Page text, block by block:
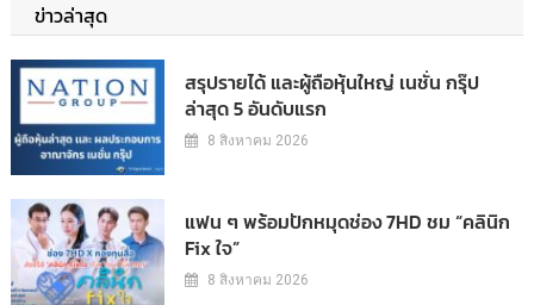
ข่าวล่าสุด
สรุปรายได้ และผู้ถือหุ้นใหญ่ เนชั่น กรุ๊ป
ล่าสุด 5 อันดับแรก
8 สิงหาคม 2026
แฟน ๆ พร้อมปักหมุดช่อง 7HD ชม “คลินิก
Fix ใจ”
8 สิงหาคม 2026